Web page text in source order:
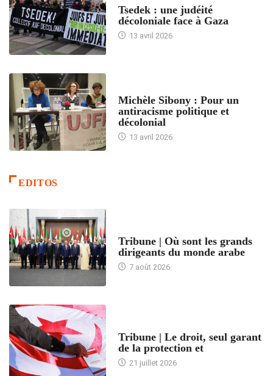
Tsedek : une judéité
décoloniale face à Gaza
13 avril 2026
Michèle Sibony : Pour un
antiracisme politique et
décolonial
13 avril 2026
EDITOS
Tribune | Où sont les grands
dirigeants du monde arabe
7 août 2026
Tribune | Le droit, seul garant
de la protection et
21 juillet 2026